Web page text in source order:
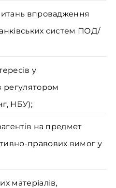
впровадження
систем ПОД/
у
регулятором
НБУ);
на предмет
правових вимог у
матеріалів,